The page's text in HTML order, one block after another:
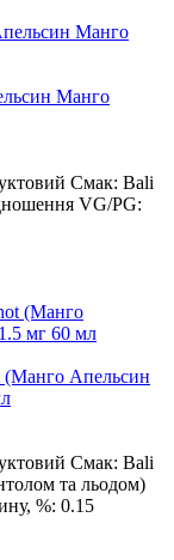
Манго
Смак: Bali
VG/PG:
(Манго Апельсин
Смак: Bali
та льодом)
%: 0.15